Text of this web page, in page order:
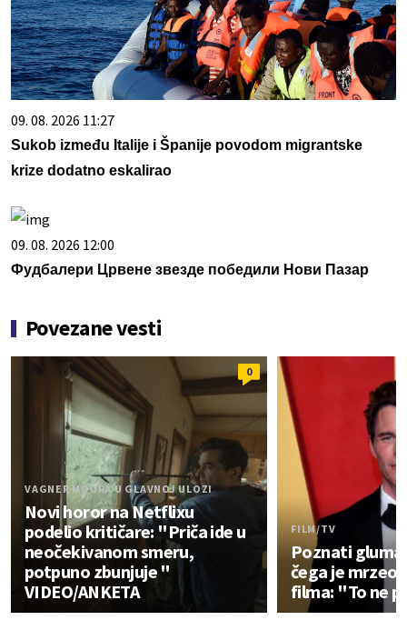
09. 08. 2026 11:27
Sukob između Italije i Španije povodom migrantske
krize dodatno eskalirao
09. 08. 2026 12:00
Фудбалери Црвене звезде победили Нови Пазар
Povezane vesti
0
VAGNER MOURA U GLAVNOJ ULOZI
Novi horor na Netflixu
podelio kritičare: "Priča ide u
neočekivanom smeru,
potpuno zbunjuje "
VIDEO/ANKETA
FILM/TV
Poznati
čega je mrzeo
filma: "To ne